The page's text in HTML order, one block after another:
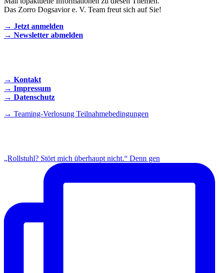
Das Zorro Dogsavior e. V. Team freut sich auf Sie!
→ Jetzt anmelden
→ Newsletter abmelden
→ Kontakt
→ Impressum
→ Datenschutz
→ Teaming-Verlosung Teilnahmebedingungen
„Rollstuhl? Stört mich überhaupt nicht.“ Denn gen